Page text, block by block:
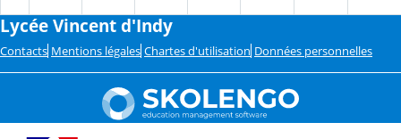
Lycée Vincent d'Indy
Contacts Mentions légales Chartes d'utilisation Données personnelles